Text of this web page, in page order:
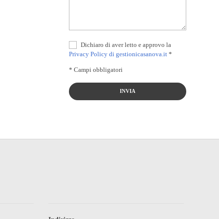
Dichiaro di aver letto e approvo la
Privacy Policy di gestionicasanova.it *
* Campi obbligatori